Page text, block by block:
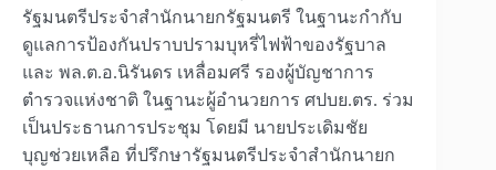
รัฐมนตรีประจำสำนักนายกรัฐมนตรี ในฐานะกำกับ
ดูแลการป้องกันปราบปรามบุหรี่ไฟฟ้าของรัฐบาล
และ พล.ต.อ.นิรันดร เหลื่อมศรี รองผู้บัญชาการ
ตำรวจแห่งชาติ ในฐานะผู้อำนวยการ ศปบย.ตร. ร่วม
เป็นประธานการประชุม โดยมี นายประเดิมชัย
บุญช่วยเหลือ ที่ปรึกษารัฐมนตรีประจำสำนักนายก